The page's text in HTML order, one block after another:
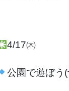
4/17㈭
公園で遊ぼう